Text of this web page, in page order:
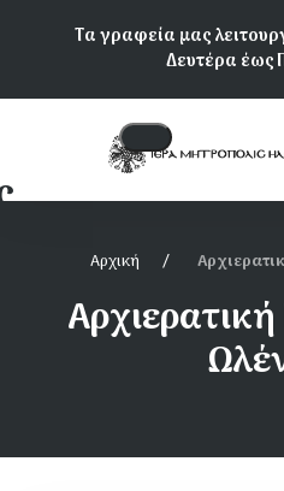
Τα γραφεία μας
Δευτέρα έως
Κεντρική
πλοήγηση
Αρχική